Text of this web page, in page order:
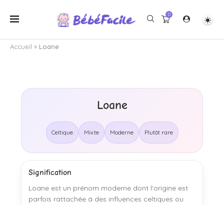
0
Accueil » Loane
Loane
Celtique Mixte Moderne Plutôt rare
Signification
Loane est un prénom moderne dont l'origine est
parfois rattachée à des influences celtiques ou